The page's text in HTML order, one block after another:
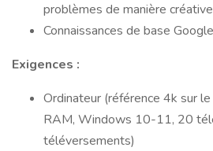
problèmes de manière créative
Connaissances de base
Exigences :
Ordinateur (référence 4k sur
RAM, Windows 10-11, 20
téléversements)